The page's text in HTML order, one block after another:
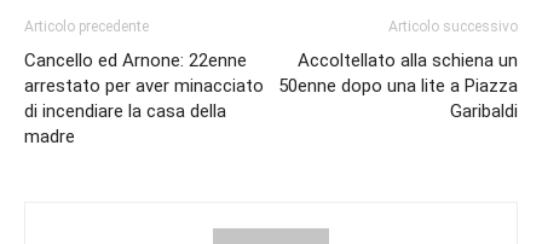
Articolo precedente
Cancello ed Arnone: 22enne
arrestato per aver minacciato
di incendiare la casa della
madre
Articolo successivo
Accoltellato alla schiena un
50enne dopo una lite a Piazza
Garibaldi